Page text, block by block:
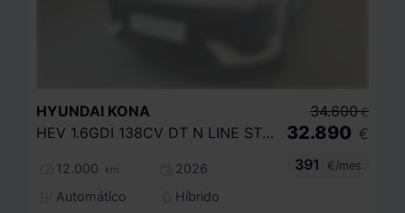
HYUNDAI KONA
HEV 1.6GDI 138CV DT N LINE STYLE
12.000 km
2026
Automático
Híbrido
34.600 €
32.890 €
391
€/mes